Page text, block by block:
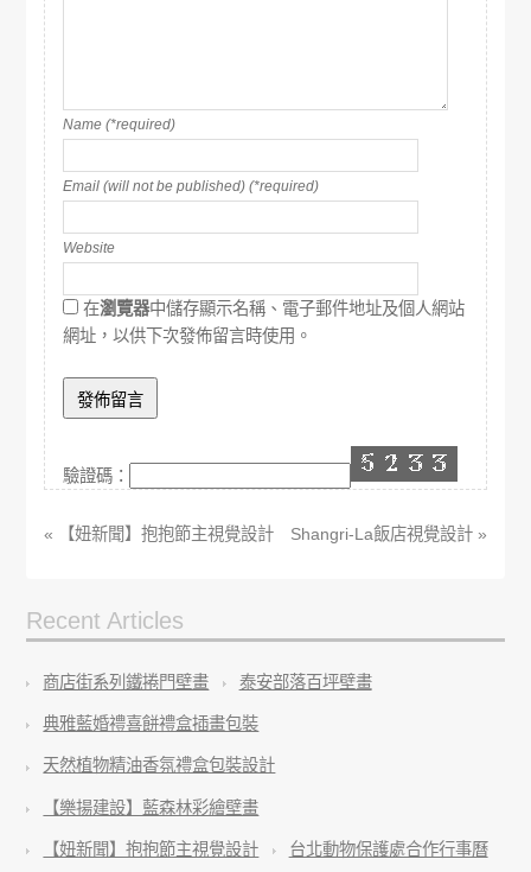
Name (*required)
Email (will not be published) (*required)
Website
在瀏覽器中儲存顯示名稱、電子郵件地址及個人網站
網址，以供下次發佈留言時使用。
驗證碼：
« 【妞新聞】抱抱節主視覺設計 Shangri-La飯店視覺設計 »
Recent Articles
商店街系列鐵捲門壁畫 泰安部落百坪壁畫
典雅藍婚禮喜餅禮盒插畫包裝
天然植物精油香氛禮盒包裝設計
【樂揚建設】藍森林彩繪壁畫
【妞新聞】抱抱節主視覺設計 台北動物保護處合作行事曆